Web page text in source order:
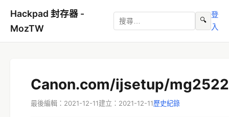
Hackpad 封存器 -
MozTW
🔍
登
入
Canon.com/ijsetup/mg2522
最後編輯：2021-12-11建立：2021-12-11歷史紀錄